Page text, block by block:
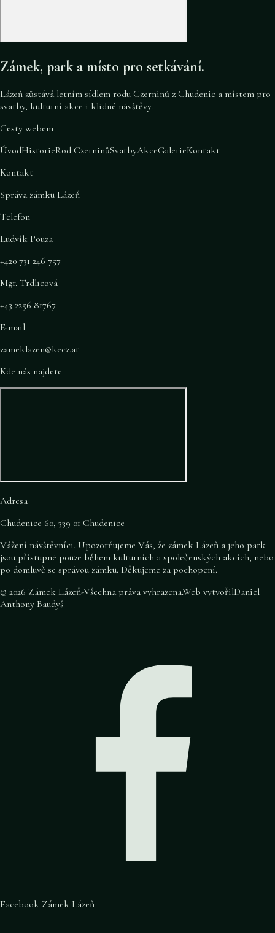
Zámek, park a místo pro setkávání.
Lázeň zůstává letním sídlem rodu Czerninů z Chudenic a místem pro
svatby, kulturní akce i klidné návštěvy.
Cesty webem
ÚvodHistorieRod CzerninůSvatbyAkceGalerieKontakt
Kontakt
Správa zámku Lázeň
Telefon
Ludvík Pouza
+420 731 246 757
Mgr. Trdlicová
+43 2256 81767
E-mail
zameklazen@kecz.at
Kde nás najdete
Adresa
Chudenice 60, 339 01 Chudenice
Vážení návštěvníci. Upozorňujeme Vás, že zámek Lázeň a jeho park
jsou přístupné pouze během kulturních a společenských akcích, nebo
po domluvě se správou zámku. Děkujeme za pochopení.
© 2026 Zámek Lázeň-Všechna práva vyhrazena.Web vytvořilDaniel
Anthony Baudyš
Facebook Zámek Lázeň